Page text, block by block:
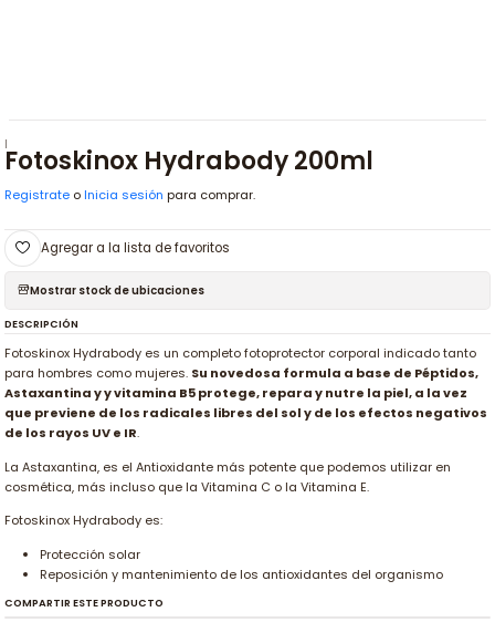
|
Fotoskinox Hydrabody 200ml
Registrate o Inicia sesión para comprar.
Agregar a la lista de favoritos
Mostrar stock de ubicaciones
DESCRIPCIÓN
Fotoskinox Hydrabody es un completo fotoprotector corporal indicado tanto
para hombres como mujeres. Su novedosa formula a base de Péptidos,
Astaxantina y y vitamina B5 protege, repara y nutre la piel, a la vez
que previene de los radicales libres del sol y de los efectos negativos
de los rayos UV e IR.
La Astaxantina, es el Antioxidante más potente que podemos utilizar en
cosmética, más incluso que la Vitamina C o la Vitamina E.
Fotoskinox Hydrabody es:
Protección solar
Reposición y mantenimiento de los antioxidantes del organismo
COMPARTIR ESTE PRODUCTO